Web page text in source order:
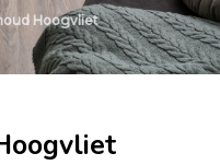
Hoogvliet